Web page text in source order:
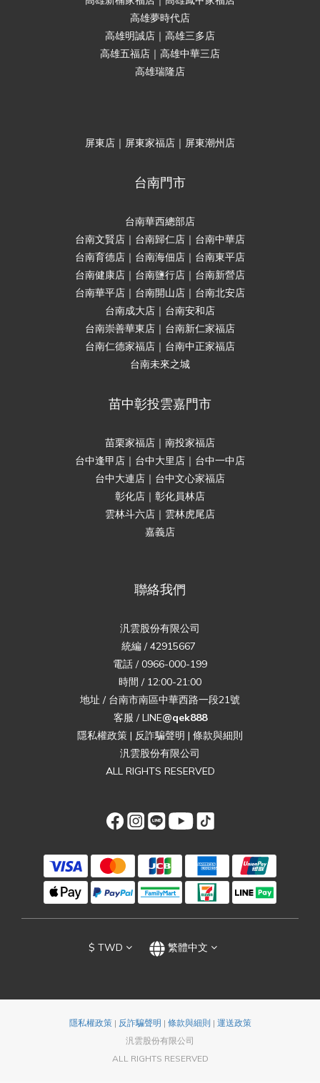
高雄夢時代店
高雄明誠店｜高雄三多店
高雄五福店｜高雄中華三店
高雄瑞隆店
屏東店｜屏東家福店｜屏東潮州店
台南門市
台南華西總部店
台南文賢店｜台南歸仁店｜台南中華店
台南育德店｜台南海佃店｜台南東平店
台南健康店｜台南鹽行店｜台南新營店
台南華平店｜台南開山店｜台南北安店
台南成大店｜台南安和店
台南崇善華東店｜台南新仁家福店
台南仁德家福店｜台南中正家福店
台南未來之城
苗中彰投雲嘉門市
苗栗家福店｜南投家福店
台中逢甲店｜台中大里店｜台中一中店
台中大連店｜台中文心家福店
彰化店｜彰化員林店
雲林斗六店｜雲林虎尾店
嘉義店
聯絡我們
汎雲股份有限公司
統編 / 42915667
電話 / 0966-000-199
時間 / 12:00-21:00
地址 / 台南市南區中華西路一段21號
客服 / LINE@qek888
隱私權政策 | 反詐騙聲明 | 條款與細則
汎雲股份有限公司
ALL RIGHTS RESERVED
$ TWD 繁體中文
隱私權政策| 反詐騙聲明 | 條款與細則 | 運送政策
汎雲股份有限公司
ALL RIGHTS RESERVED